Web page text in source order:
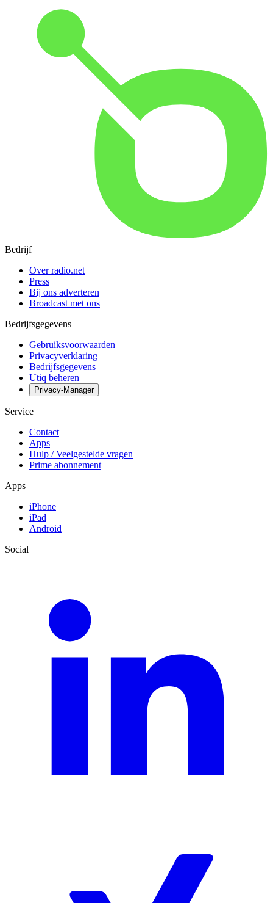
Bedrijf
Over radio.net
Press
Bij ons adverteren
Broadcast met ons
Bedrijfsgegevens
Gebruiksvoorwaarden
Privacyverklaring
Bedrijfsgegevens
Utiq beheren
Privacy-Manager
Service
Contact
Apps
Hulp / Veelgestelde vragen
Prime abonnement
Apps
iPhone
iPad
Android
Social